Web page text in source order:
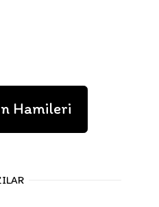
Hamileri